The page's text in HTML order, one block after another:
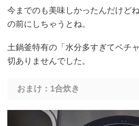
今までのも美味しかったんだけど
の前にしちゃうとね。
土鍋釜特有の「水分多すぎてベチ
切ありませんでした。
おまけ：1合炊き